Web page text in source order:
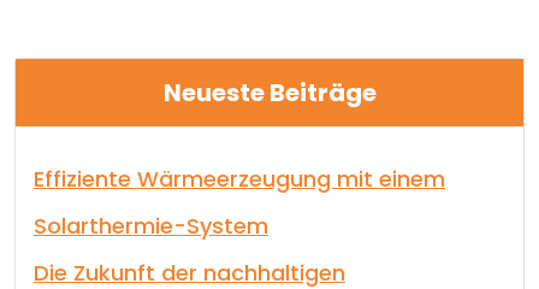
Neueste Beiträge
Effiziente Wärmeerzeugung mit einem
Solarthermie-System
Die Zukunft der nachhaltigen